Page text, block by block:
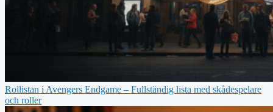
Rollistan i Avengers Endgame – Fullständig lista med skådespelare
och roller